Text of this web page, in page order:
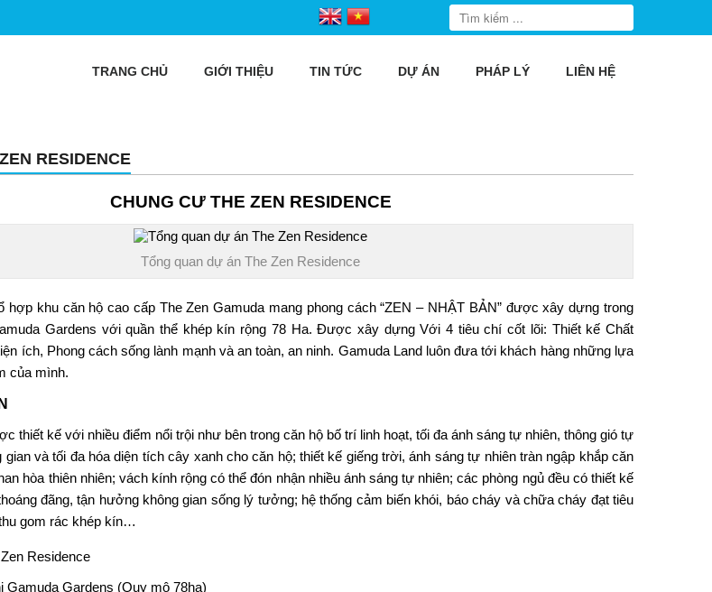
TRANG CHỦ GIỚI THIỆU TIN TỨC DỰ ÁN PHÁP LÝ LIÊN HỆ
RESIDENCE
CHUNG CƯ THE ZEN RESIDENCE
Tổng quan dự án The Zen Residence
hợp khu căn hộ cao cấp The Zen Gamuda mang phong cách “ZEN – NHẬT BẢN” được xây dựng trong
Gardens với quần thể khép kín rộng 78 Ha. Được xây dựng Với 4 tiêu chí cốt lõi: Thiết kế Chất
ích, Phong cách sống lành mạnh và an toàn, an ninh. Gamuda Land luôn đưa tới khách hàng những lựa
của mình.
thiết kế với nhiều điểm nổi trội như bên trong căn hộ bố trí linh hoạt, tối đa ánh sáng tự nhiên, thông gió tự
gian và tối đa hóa diện tích cây xanh cho căn hộ; thiết kế giếng trời, ánh sáng tự nhiên tràn ngập khắp căn
hòa thiên nhiên; vách kính rộng có thể đón nhận nhiều ánh sáng tự nhiên; các phòng ngủ đều có thiết kế
đãng, tận hưởng không gian sống lý tưởng; hệ thống cảm biến khói, báo cháy và chữa cháy đạt tiêu
gom rác khép kín…
Residence
Gamuda Gardens (Quy mô 78ha)